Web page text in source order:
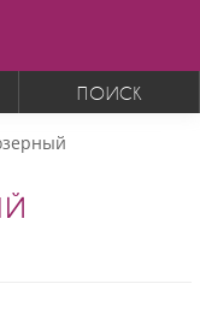
ПОИСК